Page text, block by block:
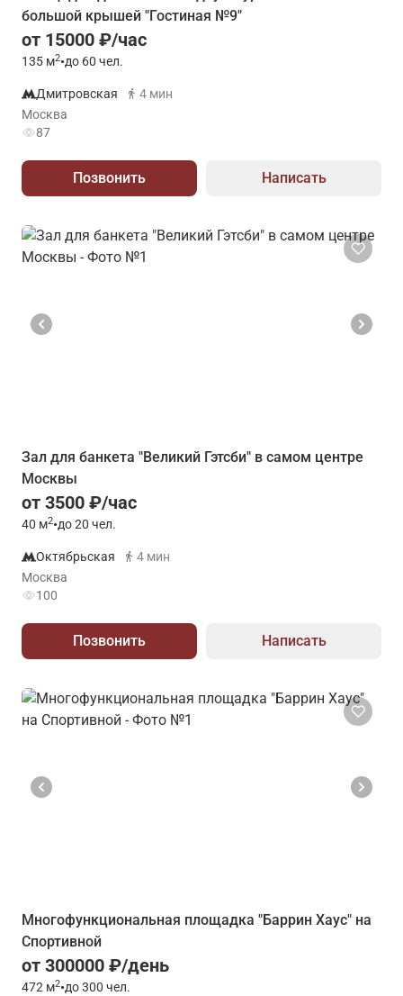
большой крышей "Гостиная №9"
от 15000 ₽/час
135 м2•до 60 чел.
Дмитровская
4 мин
Москва
87
Позвонить Написать
Зал для банкета "Великий Гэтсби" в самом центре
Москвы
от 3500 ₽/час
40 м2•до 20 чел.
Октябрьская
4 мин
Москва
100
Позвонить Написать
Многофункциональная площадка "Баррин Хаус" на
Спортивной
от 300000 ₽/день
472 м2•до 300 чел.